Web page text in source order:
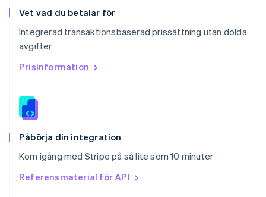
Vet vad du betalar för
Integrerad transaktionsbaserad prissättning utan dolda
avgifter
Prisinformation
Påbörja din integration
Kom igång med Stripe på så lite som 10 minuter
Referensmaterial för API
English简体中文
English
Slovenien
English Italiano
Storbritannien
Sverige
SvenskaEnglish
ไทยEnglish
English